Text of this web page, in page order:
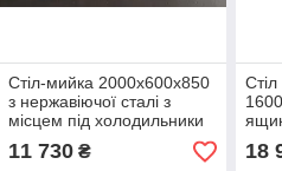
Стіл-мийка 2000х600х850
з нержавіючої сталі з
місцем під холодильники
11 730₴ 18